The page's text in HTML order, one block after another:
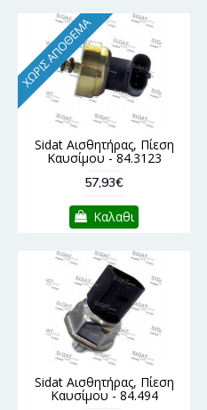
ΧΩΡΊΣ ΑΠΌΘΕΜΑ
Sidat Αισθητήρας, Πίεση
Καυσίμου - 84.3123
57,93€
Καλαθι
Sidat Αισθητήρας, Πίεση
Καυσίμου - 84.494